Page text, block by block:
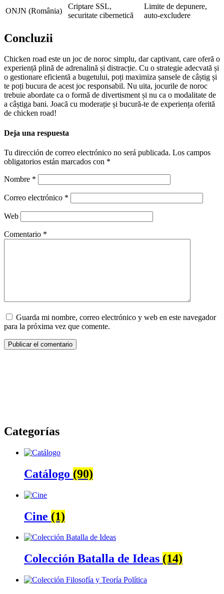
ONJN (România)
Criptare SSL,
securitate cibernetică
Limite de depunere,
auto-excludere
Concluzii
Chicken road este un joc de noroc simplu, dar captivant, care oferă o
experiență plină de adrenalină și distracție. Cu o strategie adecvată și
o gestionare eficientă a bugetului, poți maximiza șansele de câștig și
te poți bucura de acest joc responsabil. Nu uita, jocurile de noroc
trebuie abordate ca o formă de divertisment și nu ca o modalitate de
a câștiga bani. Joacă cu moderație și bucură-te de experiența oferită
de chicken road!
Deja una respuesta
Tu dirección de correo electrónico no será publicada. Los campos
obligatorios están marcados con *
Nombre *
Correo electrónico *
Web
Comentario *
Guarda mi nombre, correo electrónico y web en este navegador
para la próxima vez que comente.
Categorías
Catálogo (90)
Cine (1)
Colección Batalla de Ideas (14)